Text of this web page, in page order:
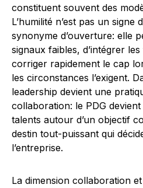
constituent souvent des
L’humilité n’est pas un signe
synonyme d’ouverture: elle
signaux faibles, d’intégrer
corriger rapidement le cap
les circonstances l’exigent.
leadership devient une
collaboration: le PDG
talents autour d’un objectif
destin tout-puissant qui
l’entreprise.
La dimension collaboration